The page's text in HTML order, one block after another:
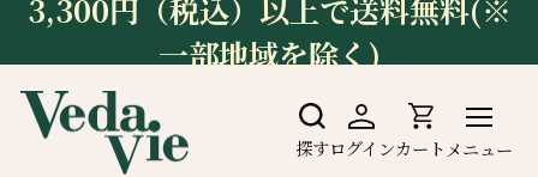
3,300円（税込）以上で送料無料(※
一部地域を除く)
探すログインカート メニュー